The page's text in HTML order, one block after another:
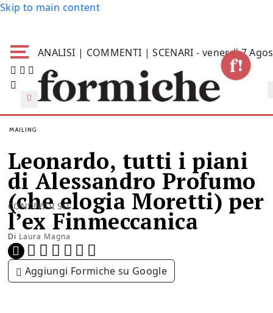
Skip to main content
ANALISI | COMMENTI | SCENARI - venerdì 7
MAILING
Leonardo, tutti i piani
di Alessandro Profumo
(che elogia Moretti) per
l’ex Finmeccanica
Di Laura Magna
CONDIVIDI SU:
Aggiungi Formiche su Google